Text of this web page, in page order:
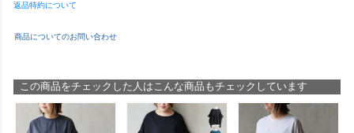
返品特約について
商品についてのお問い合わせ
この商品をチェックした人はこんな商品もチェックしています